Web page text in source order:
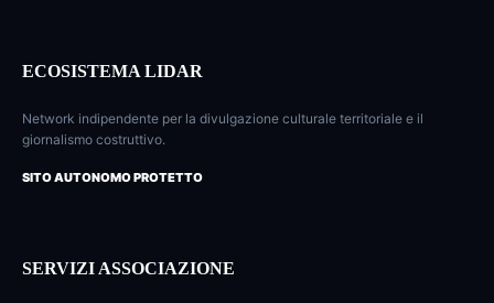
ECOSISTEMA LIDAR
Network indipendente per la divulgazione culturale territoriale e il
giornalismo costruttivo.
SITO AUTONOMO PROTETTO
SERVIZI ASSOCIAZIONE